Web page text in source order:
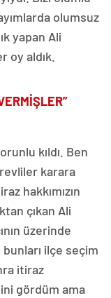
olumsuz
yapan Ali
oy aldık.
kıldı. Ben
karara
hakkımızın
çıkan Ali
üzerinde
bunları ilçe seçim
itiraz
gördüm ama